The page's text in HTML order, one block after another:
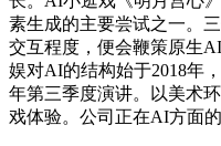
素生成的主要尝试之一。
交互程度，便会鞭策原生
娱对AI的结构始于2018年
年第三季度演讲。以美术
戏体验。公司正在AI方面